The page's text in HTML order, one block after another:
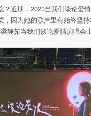
近期，2023当我们谈论爱
因为她的歌声里有始终坚
静茹当我们谈论爱情演唱会